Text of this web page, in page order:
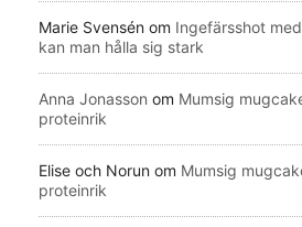
Marie Svensén om Ingefärsshot
kan man hålla sig stark
Anna Jonasson om Mumsig
proteinrik
Elise och Norun om Mumsig
proteinrik